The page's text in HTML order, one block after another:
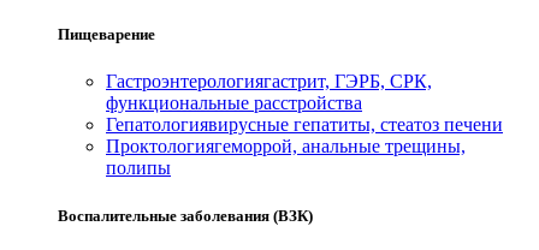
Пищеварение
Гастроэнтерологиягастрит, ГЭРБ, СРК,
функциональные расстройства
Гепатологиявирусные гепатиты, стеатоз печени
Проктологиягеморрой, анальные трещины,
полипы
Воспалительные заболевания (ВЗК)